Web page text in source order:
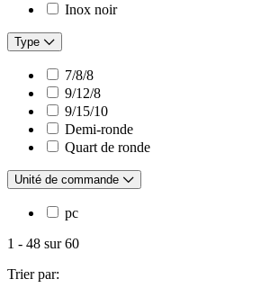
Inox noir
Type
7/8/8
9/12/8
9/15/10
Demi-ronde
Quart de ronde
Unité de commande
pc
1 - 48 sur60
Trier par: